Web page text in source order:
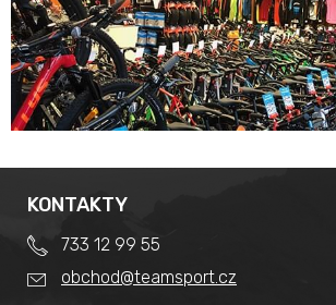
KONTAKTY
733 12 99 55
obchod@teamsport.cz